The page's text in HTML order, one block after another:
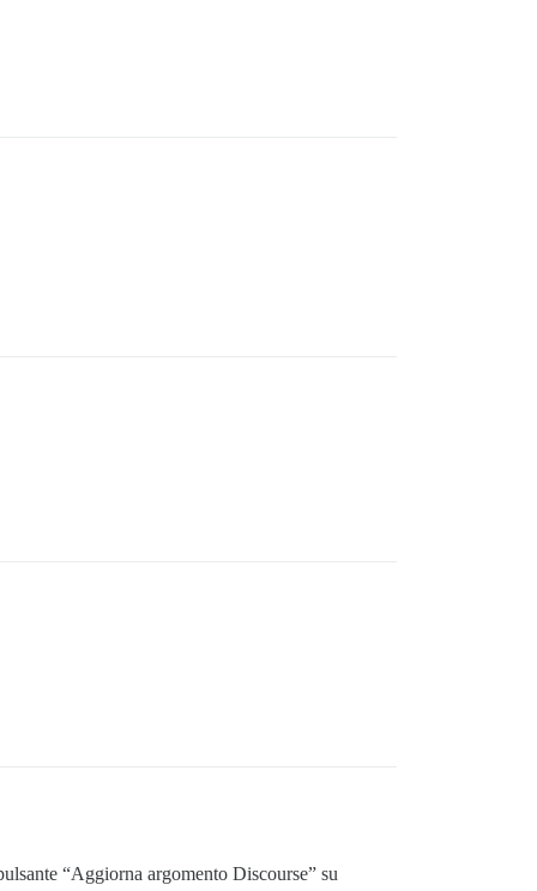
“Aggiorna argomento Discourse” su